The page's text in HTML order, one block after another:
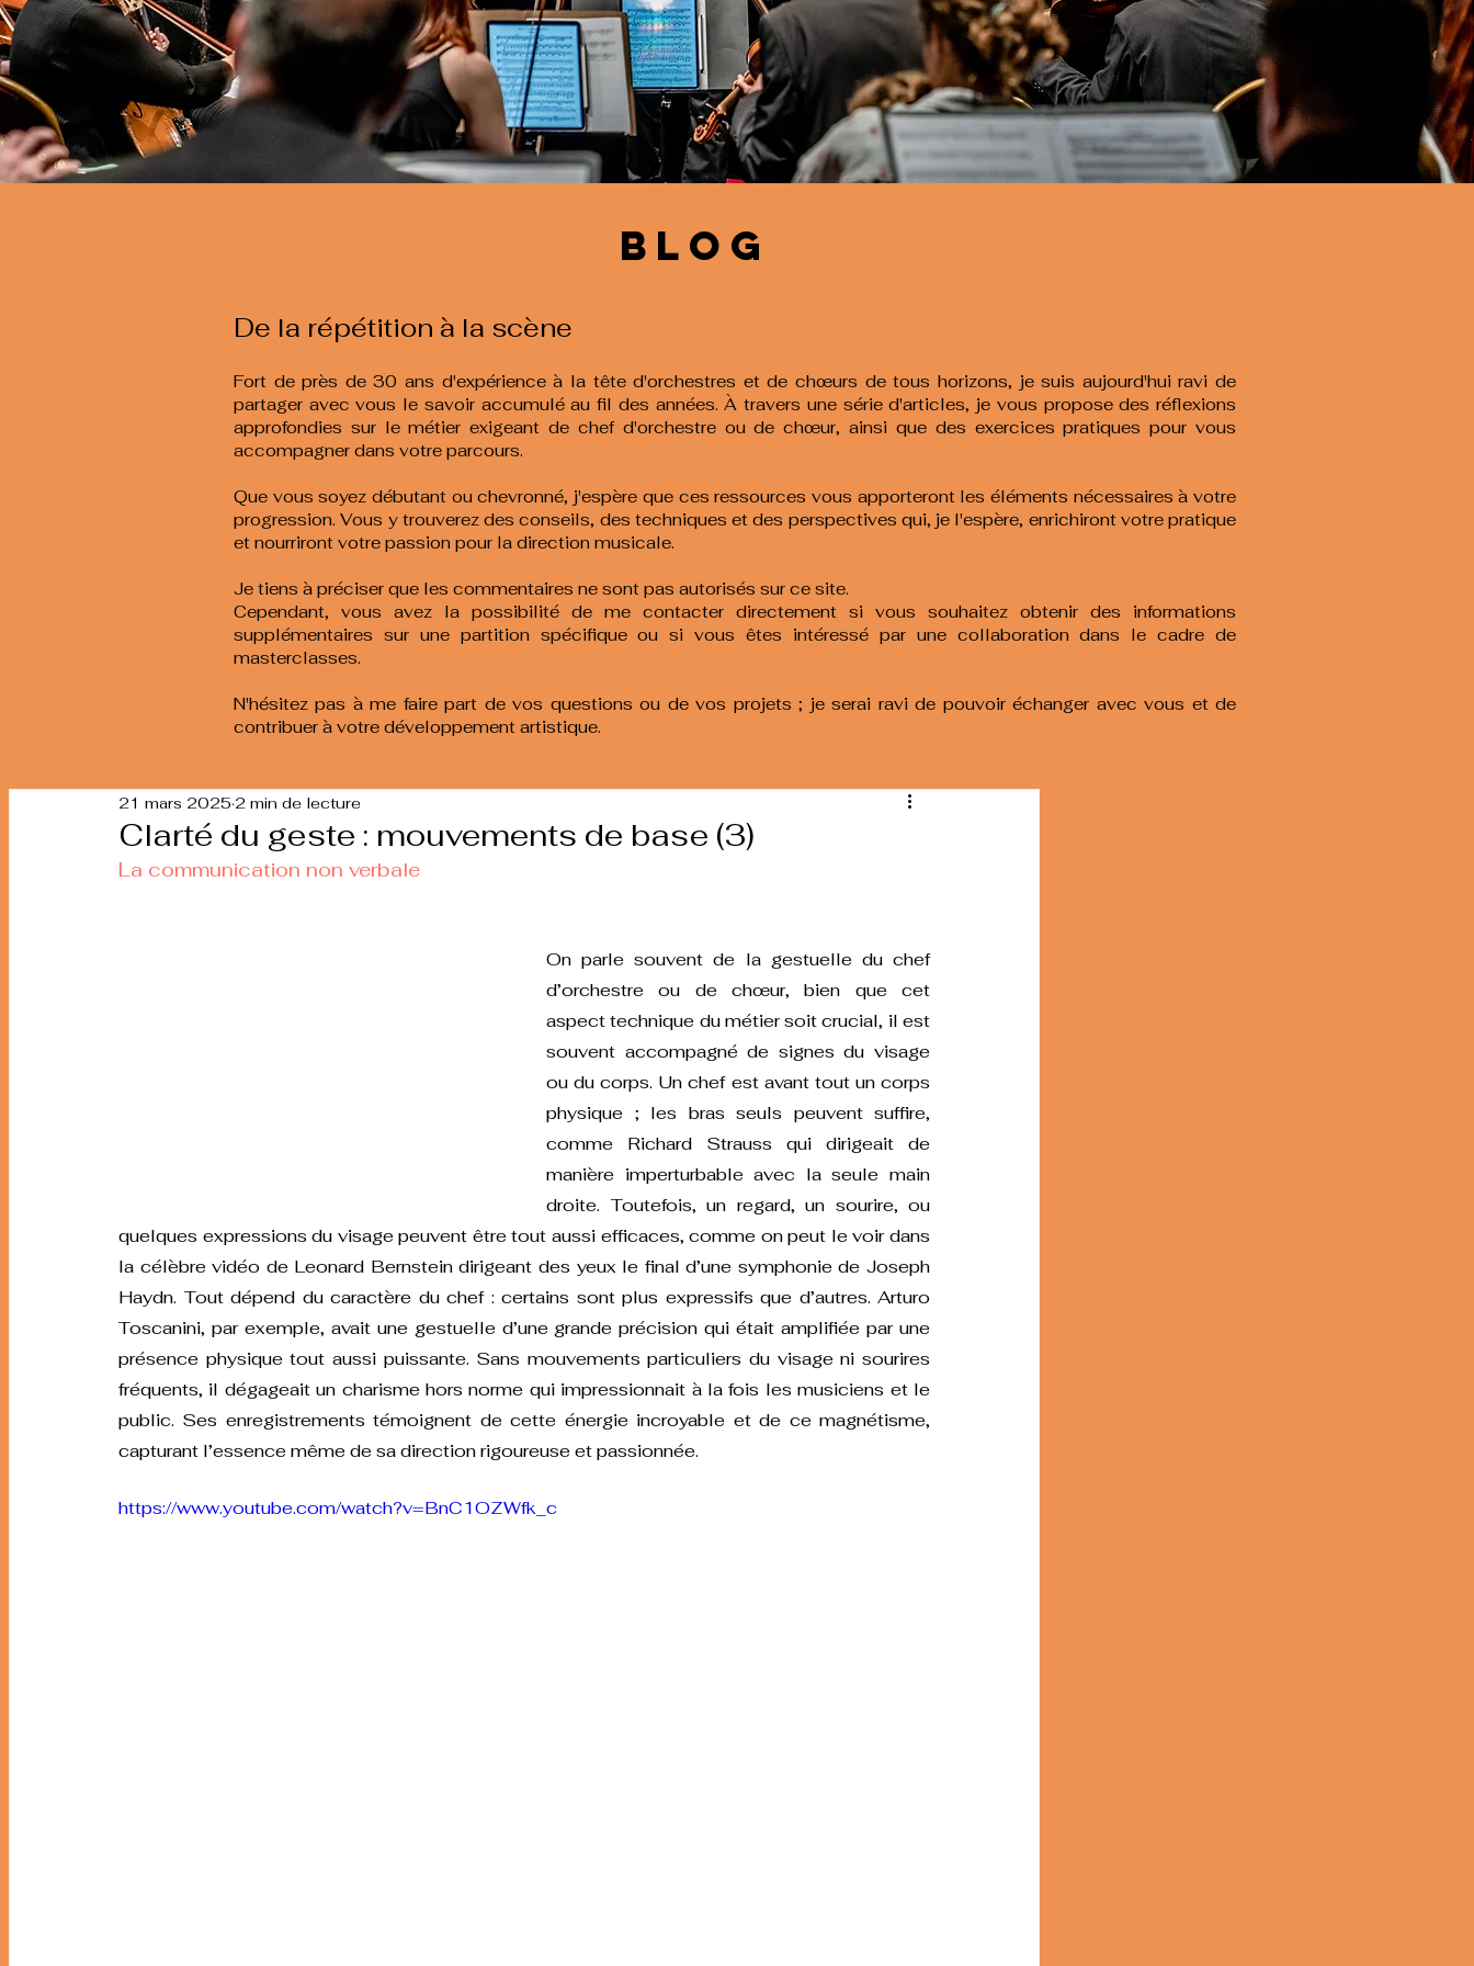
BLOG
De la répétition à la scène
Fort de près de 30 ans d'expérience à la tête d'orchestres et de chœurs de tous horizons, je suis aujourd'hui ravi de
partager avec vous le savoir accumulé au fil des années. À travers une série d'articles, je vous propose des réflexions
approfondies sur le métier exigeant de chef d'orchestre ou de chœur, ainsi que des exercices pratiques pour vous
accompagner dans votre parcours.
Que vous soyez débutant ou chevronné, j'espère que ces ressources vous apporteront les éléments nécessaires à votre
progression. Vous y trouverez des conseils, des techniques et des perspectives qui, je l'espère, enrichiront votre pratique
et nourriront votre passion pour la direction musicale.
Je tiens à préciser que les commentaires ne sont pas autorisés sur ce site.
Cependant, vous avez la possibilité de me contacter directement si vous souhaitez obtenir des informations
supplémentaires sur une partition spécifique ou si vous êtes intéressé par une collaboration dans le cadre de
masterclasses.
N'hésitez pas à me faire part de vos questions ou de vos projets ; je serai ravi de pouvoir échanger avec vous et de
contribuer à votre développement artistique.
Clarté du geste : mouvements de base (3)
21 mars 2025 2 min de lecture
La communication non verbale
On parle souvent de la gestuelle du chef
d’orchestre ou de chœur, bien que cet
aspect technique du métier soit crucial, il est
souvent accompagné de signes du visage
ou du corps. Un chef est avant tout un corps
physique ; les bras seuls peuvent suffire,
comme Richard Strauss qui dirigeait de
manière imperturbable avec la seule main
droite. Toutefois, un regard, un sourire, ou
quelques expressions du visage peuvent être tout aussi efficaces, comme on peut le voir dans
la célèbre vidéo de Leonard Bernstein dirigeant des yeux le final d’une symphonie de Joseph
Haydn. Tout dépend du caractère du chef : certains sont plus expressifs que d’autres. Arturo
Toscanini, par exemple, avait une gestuelle d’une grande précision qui était amplifiée par une
présence physique tout aussi puissante. Sans mouvements particuliers du visage ni sourires
fréquents, il dégageait un charisme hors norme qui impressionnait à la fois les musiciens et le
public. Ses enregistrements témoignent de cette énergie incroyable et de ce magnétisme,
capturant l’essence même de sa direction rigoureuse et passionnée.
https://www.youtube.com/watch?v=BnC1OZWfk_c